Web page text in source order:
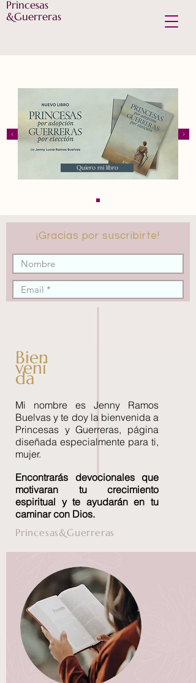
Princesas
&Guerreras
Quiero mi libro
¡Gracias por suscribirte!
Bien
veni
da
Mi nombre es Jenny Ramos
Buelvas y te doy la bienvenida a
Princesas y Guerreras, página
diseñada especialmente para ti,
mujer.
Encontrarás devocionales que
motivaran tu crecimiento
espiritual y te ayudarán en tu
caminar con Dios.
Princesas&Guerreras